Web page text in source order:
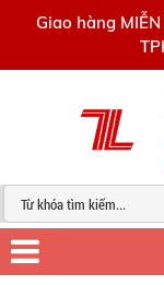
Giao hàng
0909445903